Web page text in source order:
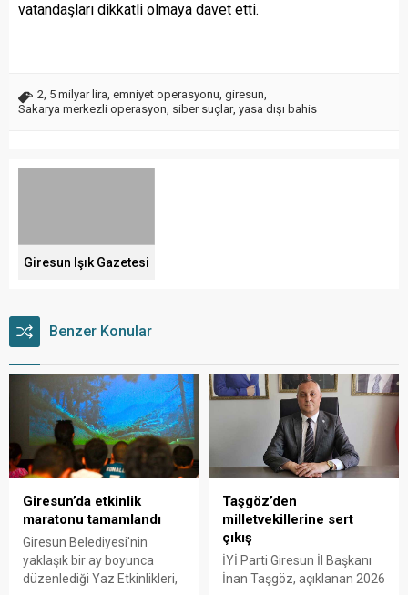
vatandaşları dikkatli olmaya davet etti.
2, 5 milyar lira, emniyet operasyonu, giresun,
Sakarya merkezli operasyon, siber suçlar, yasa dışı bahis
Giresun Işık Gazetesi
Benzer Konular
Giresun’da etkinlik
maratonu tamamlandı
Giresun Belediyesi'nin
yaklaşık bir ay boyunca
düzenlediği Yaz Etkinlikleri,
Taşgöz’den
milletvekillerine sert
çıkış
İYİ Parti Giresun İl Başkanı
İnan Taşgöz, açıklanan 2026